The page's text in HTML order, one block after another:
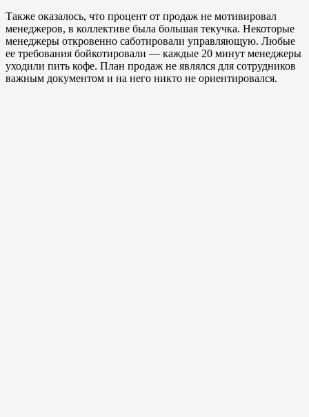
Также оказалось, что процент от продаж не мотивировал
менеджеров, в коллективе была большая текучка. Некоторые
менеджеры откровенно саботировали управляющую. Любые
ее требования бойкотировали — каждые 20 минут менеджеры
уходили пить кофе. План продаж не являлся для сотрудников
важным документом и на него никто не ориентировался.